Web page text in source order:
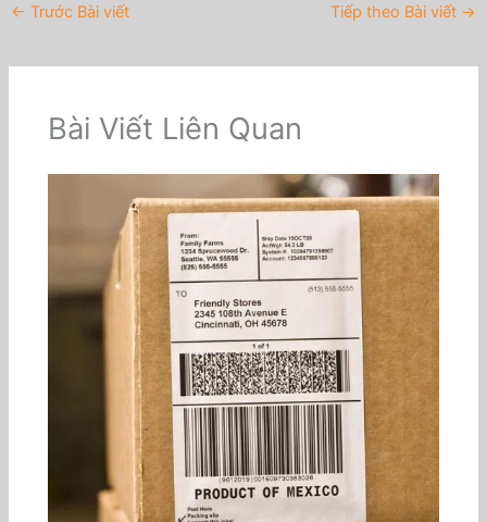
← Trước Bài viết Tiếp theo Bài viết →
Bài Viết Liên Quan